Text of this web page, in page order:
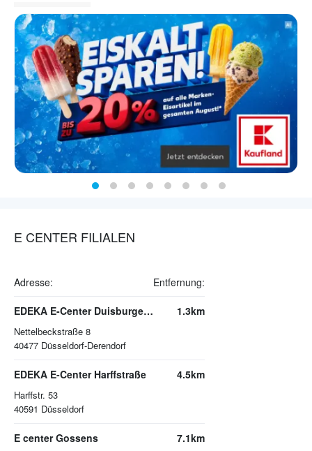
E CENTER FILIALEN
Adresse: Entfernung:
EDEKA E-Center Duisburger Straße
Nettelbeckstraße 8
40477 Düsseldorf-Derendorf
1.3km
EDEKA E-Center Harffstraße
Harffstr. 53
40591 Düsseldorf
4.5km
E center Gossens 7.1km